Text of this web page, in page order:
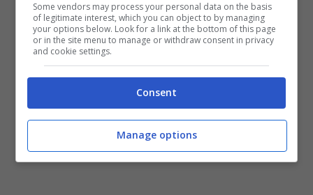
20 APRILE – PENITRO (AREA CHIESA DEL
BUON PASTORE);
27 APRILE – VIA OLIVASTRO SPAVENTOLA
(MERCATO NUOVO)
Some vendors may process your personal data on the basis
of legitimate interest, which you can object to by managing
your options below. Look for a link at the bottom of this page
or in the site menu to manage or withdraw consent in privacy
and cookie settings.
Consent
Manage options